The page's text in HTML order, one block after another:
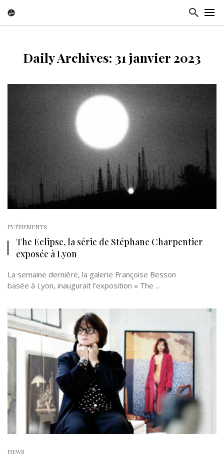
Daily Archives: 31 janvier 2023
EVÉNEMENTS
The Eclipse, la série de Stéphane Charpentier
exposée à Lyon
La semaine dernière, la galerie Françoise Besson
basée à Lyon, inaugurait l’exposition « The ...
NEWS